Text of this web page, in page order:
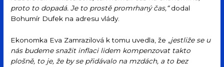
proto to dopadá. Je to prostě promrhaný čas,“dodal
Bohumír Dufek na adresu vlády.
Ekonomka Eva Zamrazilová k tomu uvedla, že „jestliže se u
nás budeme snažit inflaci lidem kompenzovat takto
plošně, to je, že by se přidávalo na mzdách, a to bez